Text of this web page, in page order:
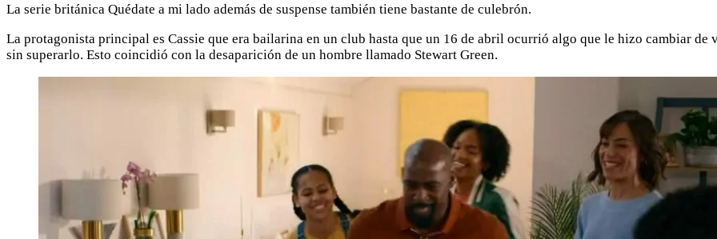
La serie británica Quédate a mi lado además de suspense también tiene bastante de culebrón.
La protagonista principal es Cassie que era bailarina en un club hasta que un 16 de abril ocurrió algo que le hizo cambiar de
sin superarlo. Esto coincidió con la desaparición de un hombre llamado Stewart Green.